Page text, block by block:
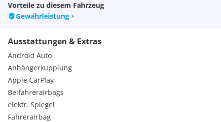
Vorteile zu diesem Fahrzeug
Gewährleistung
Ausstattungen & Extras
Android Auto
Anhängerkupplung
Apple CarPlay
Beifahrerairbags
elektr. Spiegel
Fahrerairbag